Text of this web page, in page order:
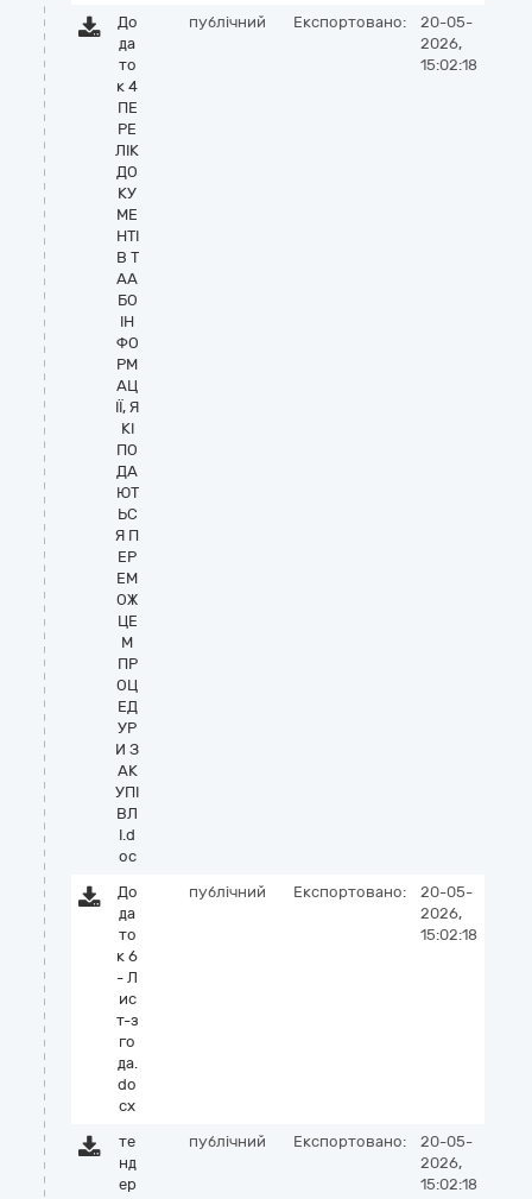
До
да
то
к 4
ПЕ
РЕ
ЛІК
ДО
КУ
МЕ
НТІ
В Т
АА
БО
ІН
ФО
РМ
АЦ
ІЇ, Я
КІ
ПО
ДА
ЮТ
ЬС
Я П
ЕР
ЕМ
ОЖ
ЦЕ
М
ПР
ОЦ
ЕД
УР
И З
АК
УПІ
ВЛ
І.d
oc
публічний Експортовано:
20-05-
2026,
15:02:18
До
да
то
к 6
- Л
ис
т-з
го
да.
do
cx
публічний Експортовано:
20-05-
2026,
15:02:18
те
нд
ер
публічний Експортовано:
20-05-
2026,
15:02:18